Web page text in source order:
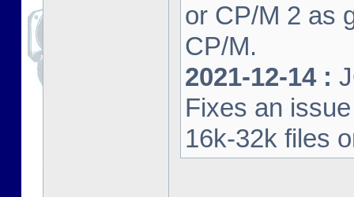
or CP/M 2 as
CP/M.
2021-12-14 :
Fixes an
16k-32k files